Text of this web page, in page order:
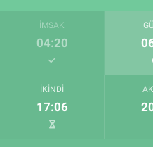
İMSAK
04:20
İKINDI
17:06